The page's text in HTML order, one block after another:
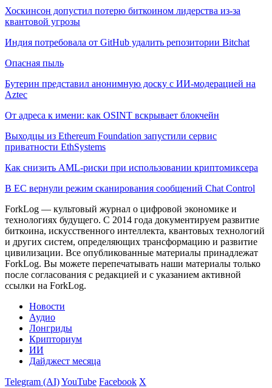
Хоскинсон допустил потерю биткоином лидерства из-за
квантовой угрозы
Индия потребовала от GitHub удалить репозитории Bitchat
Опасная пыль
Бутерин представил анонимную доску с ИИ-модерацией на
Aztec
От адреса к имени: как OSINT вскрывает блокчейн
Выходцы из Ethereum Foundation запустили сервис
приватности EthSystems
Как снизить AML-риски при использовании криптомиксера
В ЕС вернули режим сканирования сообщений Chat Control
ForkLog — культовый журнал о цифровой экономике и
технологиях будущего. С 2014 года документируем развитие
биткоина, искусственного интеллекта, квантовых технологий
и других систем, определяющих трансформацию и развитие
цивилизации. Все опубликованные материалы принадлежат
ForkLog. Вы можете перепечатывать наши материалы только
после согласования с редакцией и с указанием активной
ссылки на ForkLog.
Новости
Аудио
Лонгриды
Крипториум
ИИ
Дайджест месяца
Telegram (AI)YouTube Facebook X